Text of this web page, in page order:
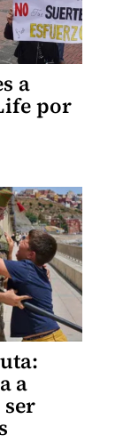
a
por
a